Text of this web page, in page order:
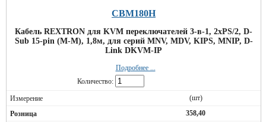
CBM180H
Кабель REXTRON для KVM переключателей 3-в-1, 2xPS/2, D-
Sub 15-pin (M-M), 1,8м, для серий MNV, MDV, KIPS, MNIP, D-
Link DKVM-IP
Подробнее ...
Количество:
(шт)
358,40